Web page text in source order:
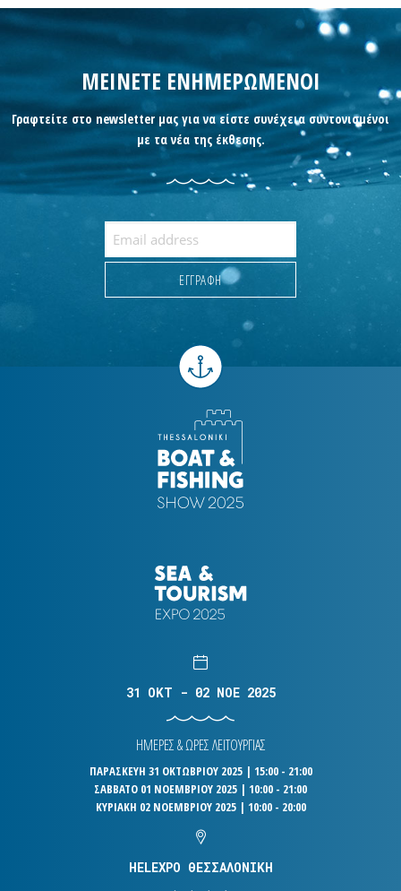
ΜΕΙΝΕΤΕ ΕΝΗΜΕΡΩΜΕΝΟΙ
Γραφτείτε στο newsletter μας για να είστε συνέχεια συντονισμένοι
με τα νέα της έκθεσης.
31 OKT - 02 NOE 2025
ΗΜΕΡΕΣ & ΩΡΕΣ ΛΕΙΤΟΥΡΓΙΑΣ
ΠΑΡΑΣΚΕΥΗ 31 ΟΚΤΩΒΡΙΟΥ 2025 | 15:00 - 21:00
ΣΑΒΒΑΤΟ 01 ΝΟΕΜΒΡΙΟΥ 2025 | 10:00 - 21:00
ΚΥΡΙΑΚΗ 02 ΝΟΕΜΒΡΙΟΥ 2025 | 10:00 - 20:00
HELEXPO ΘΕΣΣΑΛΟΝΙΚΗ